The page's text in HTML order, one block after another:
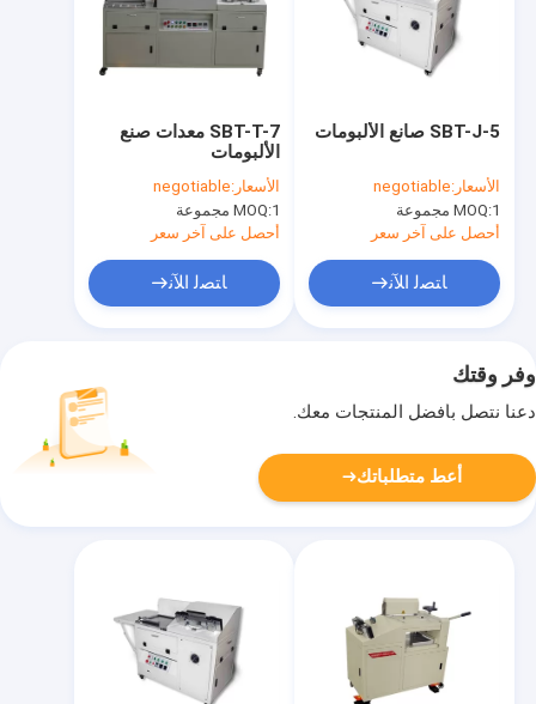
SBT-T-7 معدات صنع
الألبومات
الأسعار:negotiable
MOQ:1 مجموعة
أحصل على آخر سعر
ﺎﺘﺼﻟ ﺍﻶﻧ
SBT-J-5 صانع الألبومات
الأسعار:negotiable
MOQ:1 مجموعة
أحصل على آخر سعر
ﺎﺘﺼﻟ ﺍﻶﻧ
وفر وقتك
دعنا نتصل بأفضل المنتجات معك.
أعط متطلباتك